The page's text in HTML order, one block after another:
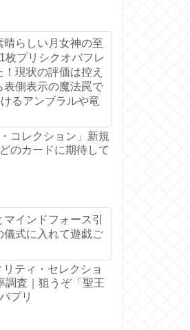
らしい月女神の至
枚プリシクオバフレ
現状の評価は控え
側表示の魔法罠で
るアンブラルや竜
コレクション」新規
のカードに期待して
インドフォース引
儀式に入れて遊戯ご
リティ・セレクショ
調査｜狙うぞ「聖王
プリ